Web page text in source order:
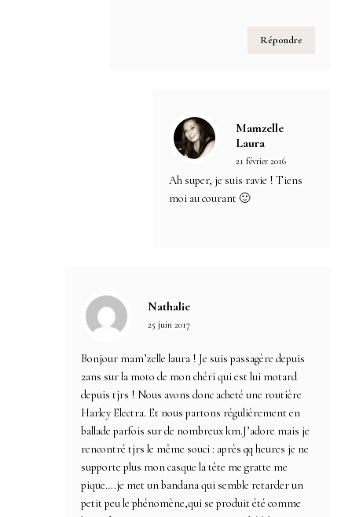
Répondre
Mamzelle
Laura
21 février 2016
Ah super, je suis ravie ! Tiens
moi au courant 🙂
Nathalie
25 juin 2017
Bonjour mam’zelle laura ! Je suis passagère depuis
2ans sur la moto de mon chéri qui est lui motard
depuis tjrs ! Nous avons donc acheté une routière
Harley Electra. Et nous partons régulièrement en
ballade parfois sur de nombreux km.J’adore mais je
rencontré tjrs le même souci : après qq heures je ne
supporte plus mon casque la tête me gratte me
pique….je met un bandana qui semble retarder un
petit peu le phénomène,qui se produit été comme